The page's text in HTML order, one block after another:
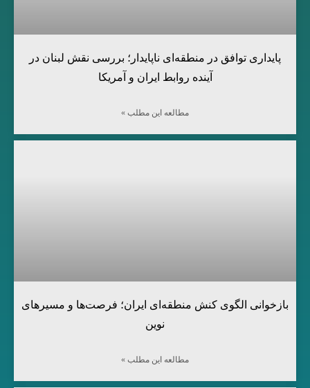
پایداری توافق در منطقه‌ای ناپایدار؛ بررسی نقش لبنان در
آینده روابط ایران و آمریکا
مطالعه این مطلب »
بازخوانی الگوی کنش منطقه‌ای ایران؛ فرصت‌ها و مسیرهای
نوین
مطالعه این مطلب »